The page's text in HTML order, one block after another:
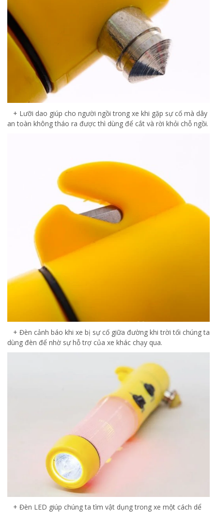
+ Lưỡi dao giúp cho người ngồi trong xe khi gặp sự cố mà dây
an toàn không tháo ra được thì dùng để cắt và rời khỏi chỗ ngồi.
+ Đèn cảnh báo khi xe bị sự cố giữa đường khi trời tối chúng ta
dùng đèn để nhờ sự hỗ trợ của xe khác chạy qua.
+ Đèn LED giúp chúng ta tìm vật dụng trong xe một cách dể